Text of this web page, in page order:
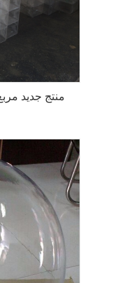
منتج جديد